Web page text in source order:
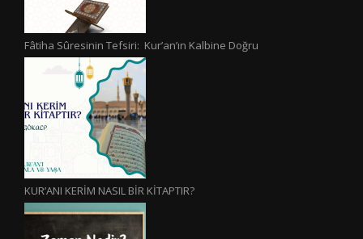
Fâtiha Sûresinin Tefsiri: Kur’an’ın Kalbine Doğru
KUR’ANI KERİM NASIL BİR KİTAPTIR?